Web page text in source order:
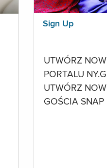
Sign Up
UTWÓRZ
PORTALU
UTWÓRZ
GOŚCIA SNAP